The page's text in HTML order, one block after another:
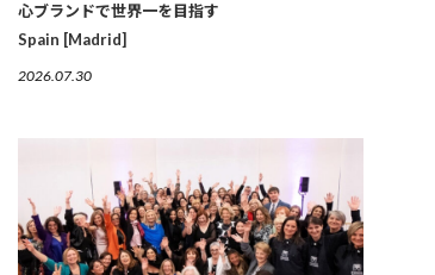
心ブランドで世界一を目指す
Spain [Madrid]
2026.07.30